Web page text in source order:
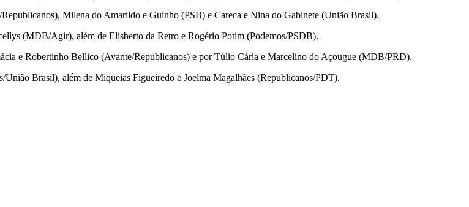
Milena do Amarildo e Guinho (PSB) e Careca e Nina do Gabinete (União Brasil).
(MDB/Agir), além de Elisberto da Retro e Rogério Potim (Podemos/PSDB).
e Robertinho Bellico (Avante/Republicanos) e por Túlio Cária e Marcelino do Açougue (MDB/PRD).
Brasil), além de Miqueias Figueiredo e Joelma Magalhães (Republicanos/PDT).